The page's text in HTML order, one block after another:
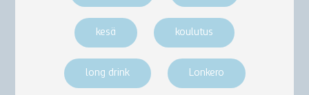
kesä koulutus
long drink Lonkero